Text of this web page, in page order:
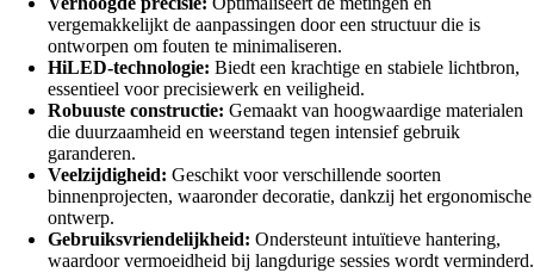
vergemakkelijkt de aanpassingen door een structuur die is
ontworpen om fouten te minimaliseren.
HiLED-technologie: Biedt een krachtige en stabiele lichtbron,
essentieel voor precisiewerk en veiligheid.
Robuuste constructie: Gemaakt van hoogwaardige materialen
die duurzaamheid en weerstand tegen intensief gebruik
garanderen.
Veelzijdigheid: Geschikt voor verschillende soorten
binnenprojecten, waaronder decoratie, dankzij het ergonomische
ontwerp.
Gebruiksvriendelijkheid: Ondersteunt intuïtieve hantering,
waardoor vermoeidheid bij langdurige sessies wordt verminderd.